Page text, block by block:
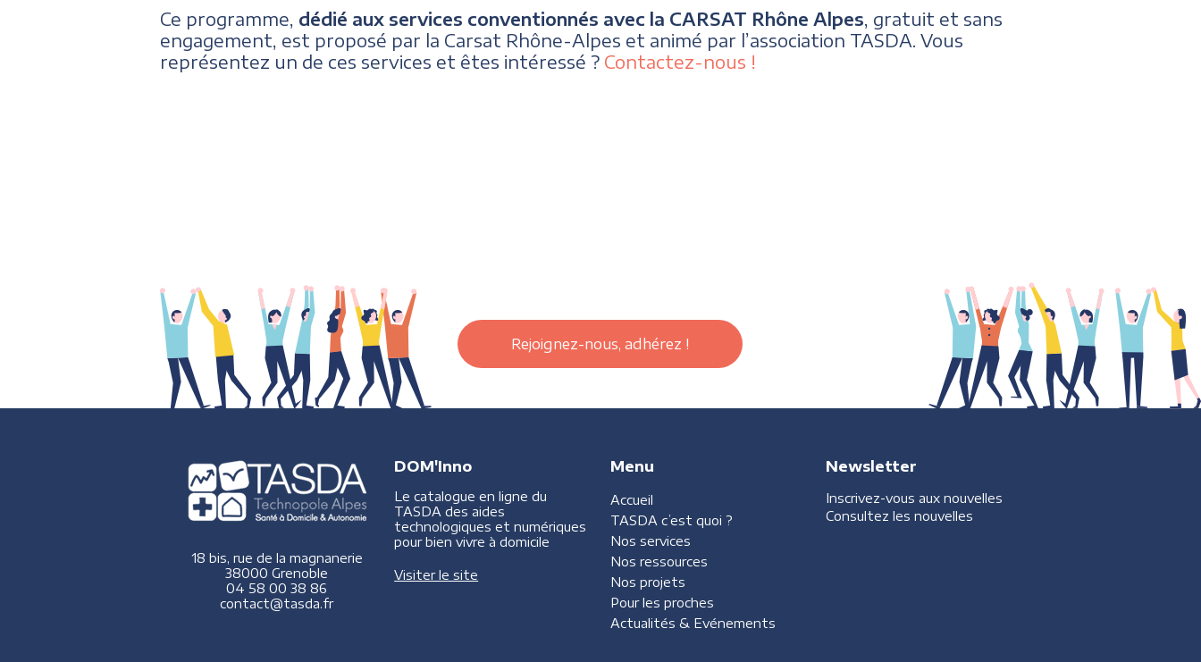
Ce programme, dédié aux services conventionnés avec la CARSAT Rhône Alpes, gratuit et sans
engagement, est proposé par la Carsat Rhône-Alpes et animé par l’association TASDA. Vous
représentez un de ces services et êtes intéressé ? Contactez-nous !
Rejoignez-nous, adhérez !
18 bis, rue de la magnanerie
38000 Grenoble
04 58 00 38 86
contact@tasda.fr
DOM'Inno
Le catalogue en ligne du
TASDA des aides
technologiques et numériques
pour bien vivre à domicile
Visiter le site
Menu
Accueil
TASDA c’est quoi ?
Nos services
Nos ressources
Nos projets
Pour les proches
Actualités & Evénements
Newsletter
Inscrivez-vous aux nouvelles
Consultez les nouvelles